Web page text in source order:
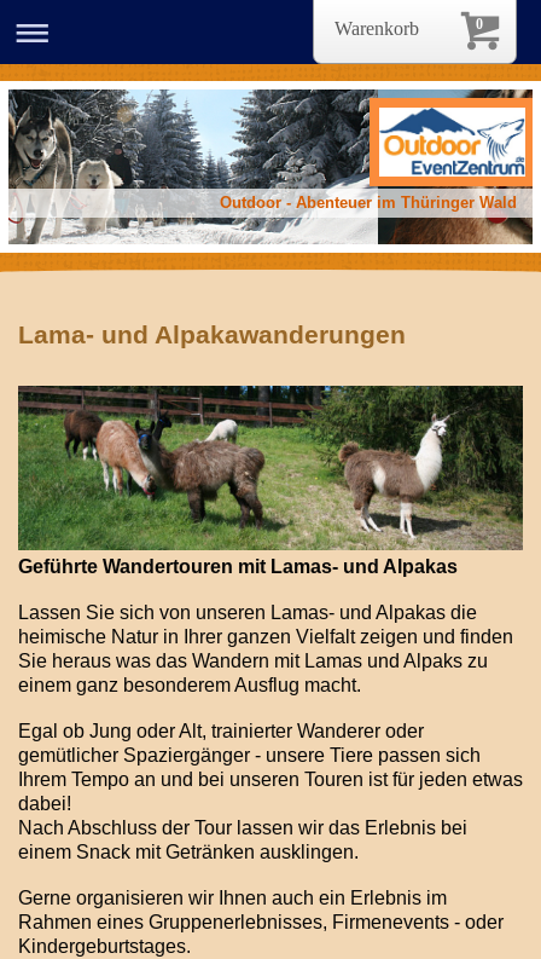
Outdoor - Abenteuer im Thüringer Wald
Lama- und Alpakawanderungen
Geführte Wandertouren mit Lamas- und Alpakas
Lassen Sie sich von unseren Lamas- und Alpakas die
heimische Natur in Ihrer ganzen Vielfalt zeigen und finden
Sie heraus was das Wandern mit Lamas und Alpaks zu
einem ganz besonderem Ausflug macht.
Egal ob Jung oder Alt, trainierter Wanderer oder
gemütlicher Spaziergänger - unsere Tiere passen sich
Ihrem Tempo an und bei unseren Touren ist für jeden etwas
dabei!
Nach Abschluss der Tour lassen wir das Erlebnis bei
einem Snack mit Getränken ausklingen.
Gerne organisieren wir Ihnen auch ein Erlebnis im
Rahmen eines Gruppenerlebnisses, Firmenevents - oder
Kindergeburtstages.
0
Warenkorb